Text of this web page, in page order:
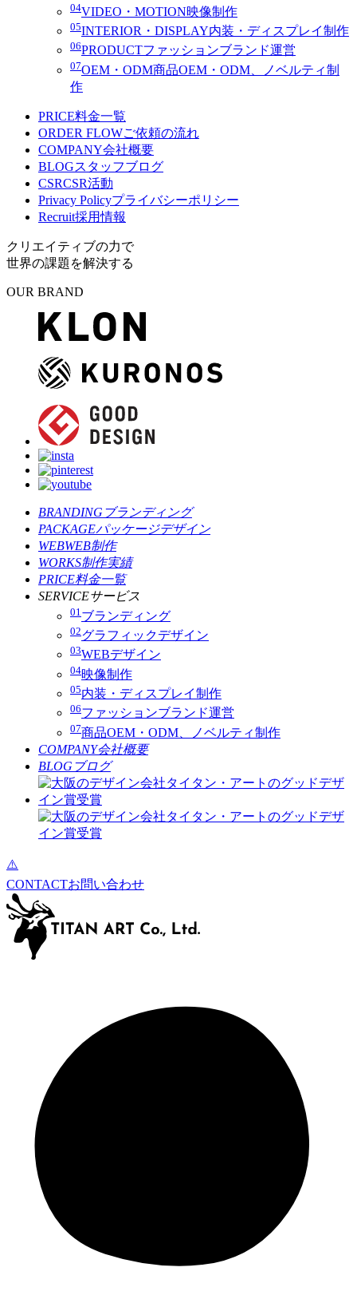
04VIDEO・MOTION映像制作
05INTERIOR・DISPLAY内装・ディスプレイ制作
06PRODUCTファッションブランド運営
07OEM・ODM商品OEM・ODM、ノベルティ制
作
PRICE料金一覧
ORDER FLOWご依頼の流れ
COMPANY会社概要
BLOGスタッフブログ
CSRCSR活動
Privacy Policyプライバシーポリシー
Recruit採用情報
クリエイティブの力で
世界の課題を解決する
OUR BRAND
BRANDING ブランディング
PACKAGEパッケージデザイン
WEBWEB制作
WORKS制作実績
PRICE料金一覧
SERVICEサービス
01 ブランディング
02グラフィックデザイン
03WEBデザイン
04映像制作
05内装・ディスプレイ制作
06ファッションブランド運営
07商品OEM・ODM、ノベルティ制作
COMPANY会社概要
BLOG ブログ
CONTACTお問い合わせ